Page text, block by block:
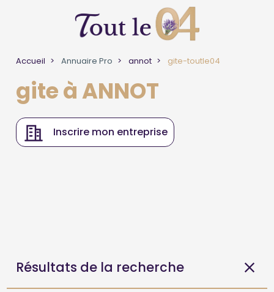
Accueil Annuaire Pro annot gite-toutle04
gite à ANNOT
Inscrire mon entreprise
Résultats de la recherche